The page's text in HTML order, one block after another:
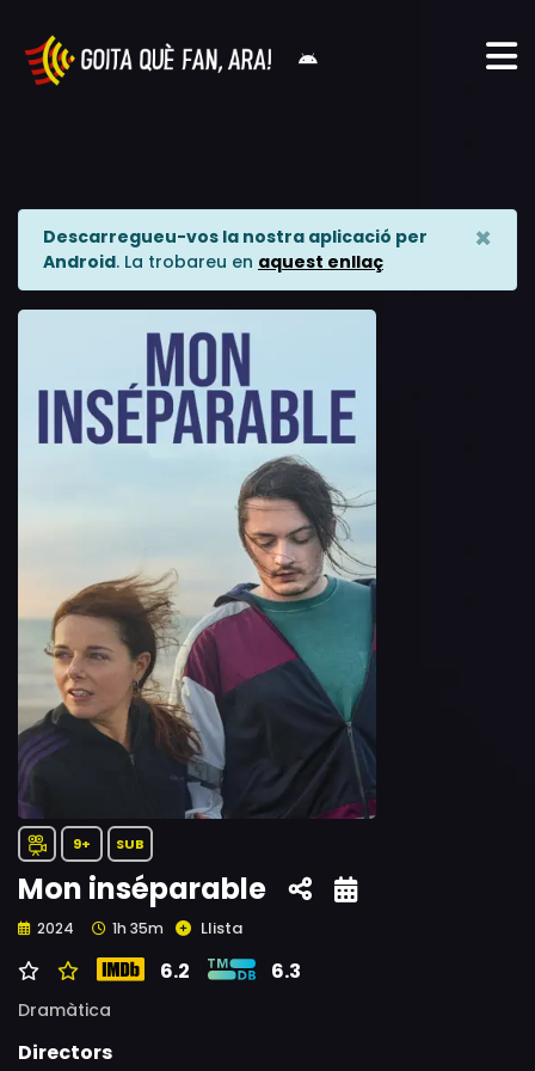
Descarregueu-vos la nostra aplicació per
Android. La trobareu en aquest enllaç
×
9+ SUB
Mon inséparable
2024 1h 35m Llista
6.2 6.3
Dramàtica
Directors